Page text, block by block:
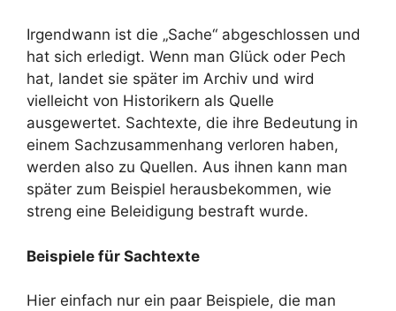
Irgendwann ist die „Sache“ abgeschlossen und
hat sich erledigt. Wenn man Glück oder Pech
hat, landet sie später im Archiv und wird
vielleicht von Historikern als Quelle
ausgewertet. Sachtexte, die ihre Bedeutung in
einem Sachzusammenhang verloren haben,
werden also zu Quellen. Aus ihnen kann man
später zum Beispiel herausbekommen, wie
streng eine Beleidigung bestraft wurde.
Beispiele für Sachtexte
Hier einfach nur ein paar Beispiele, die man